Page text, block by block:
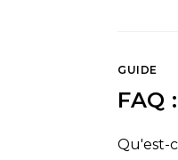
GUIDE
FAQ
Qu'est-